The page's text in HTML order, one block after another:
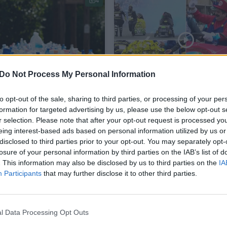
Do Not Process My Personal Information
opt-out of the sale, sharing to third parties, or processing of your
for targeted advertising by us, please use the below opt-out
selection. Please note that after your opt-out request is processed
interest-based ads based on personal information utilized by us
to third parties prior to your opt-out. You may separately
of your personal information by third parties on the IAB’s list of
This information may also be disclosed by us to third parties on the
Participants that may further disclose it to other third parties.
Data Processing Opt Outs
vandens butelis
metų ir šiandien:
investicijos
pakuotei
2023-01-11
Peru surengtos aplinkai
draugiškų automobilių
lenktynės: transporto
priemonėms naudojo
perdirbtas medžiagas
Žinios 2022-05-25